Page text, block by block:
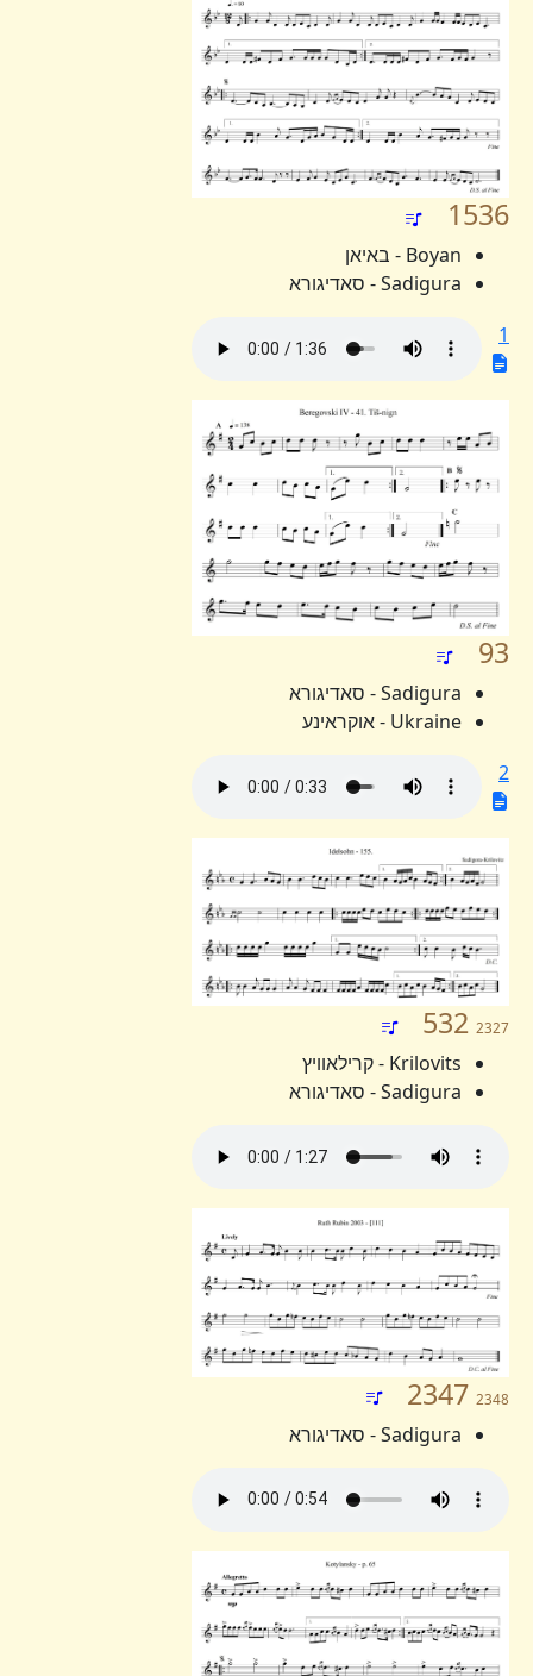
1536
Boyan - באיאן
Sadigura - סאדיגורא
93
Sadigura - סאדיגורא
Ukraine - אוקראינע
532 2327
Krilovits - קרילאוויץ
Sadigura - סאדיגורא
2347 2348
Sadigura - סאדיגורא